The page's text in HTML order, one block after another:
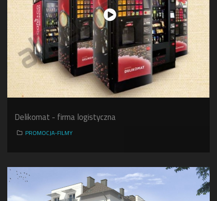
Delikomat - firma logistyczna
PROMOCJA-FILMY